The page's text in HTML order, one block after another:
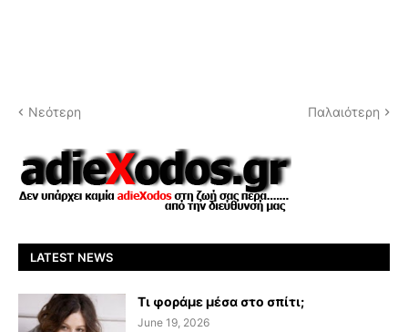
Νεότερη Παλαιότερη
LATEST NEWS
Τι φοράμε μέσα στο σπίτι;
June 19, 2026